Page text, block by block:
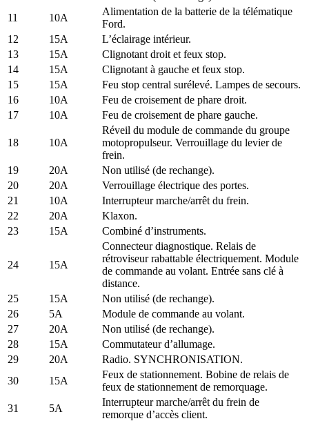
11
10A
Alimentation de la batterie de la télématique
Ford.
12
15A
L’éclairage intérieur.
13
15A
Clignotant droit et feux stop.
14
15A
Clignotant à gauche et feux stop.
15
15A
Feu stop central surélevé. Lampes de secours.
16
10A
Feu de croisement de phare droit.
17
10A Feu de croisement de phare gauche.
18 10A
Réveil du module de commande du groupe
motopropulseur. Verrouillage du levier de
frein.
19
20A
Non utilisé (de rechange).
20
20A
Verrouillage électrique des portes.
21
10A
Interrupteur marche/arrêt du frein.
22
20A
Klaxon.
23
15A Combiné d’instruments.
24 15A
Connecteur diagnostique. Relais de
rétroviseur rabattable électriquement. Module
de commande au volant. Entrée sans clé à
distance.
25
15A
Non utilisé (de rechange).
26
5A
Module de commande au volant.
27
20A
Non utilisé (de rechange).
28
15A
Commutateur d’allumage.
29
20A
Radio. SYNCHRONISATION.
30
15A
Feux de stationnement. Bobine de relais de
feux de stationnement de remorquage.
31
5A
Interrupteur marche/arrêt du frein de
remorque d’accès client.